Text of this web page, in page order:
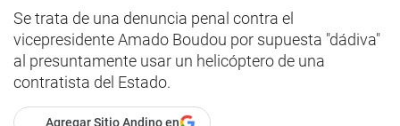
Se trata de una denuncia penal contra el
vicepresidente Amado Boudou por supuesta "dádiva"
al presuntamente usar un helicóptero de una
contratista del Estado.
Agregar Sitio Andino en